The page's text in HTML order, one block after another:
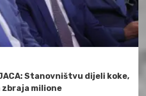
Stanovništvu dijeli koke,
zbraja milione